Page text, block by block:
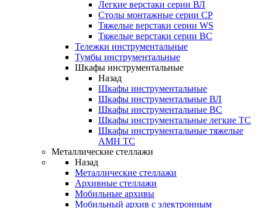
Легкие верстаки серии ВЛ
Столы монтажные серии СР
Тяжелые верстаки серии WS
Тяжелые верстаки серии ВС
Тележки инструментальные
Тумбы инструментальные
Шкафы инструментальные
Назад
Шкафы инструментальные
Шкафы инструментальные ВЛ
Шкафы инструментальные ВС
Шкафы инструментальные легкие ТС
Шкафы инструментальные тяжелые
AMH TC
Металлические стеллажи
Назад
Металлические стеллажи
Архивные стеллажи
Мобильные архивы
Мобильный архив с электронным